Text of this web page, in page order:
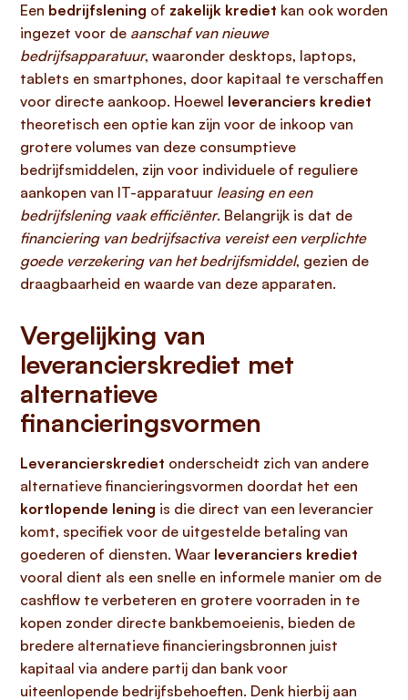
Een bedrijfslening of zakelijk krediet kan ook worden
ingezet voor de aanschaf van nieuwe
bedrijfsapparatuur, waaronder desktops, laptops,
tablets en smartphones, door kapitaal te verschaffen
voor directe aankoop. Hoewel leveranciers krediet
theoretisch een optie kan zijn voor de inkoop van
grotere volumes van deze consumptieve
bedrijfsmiddelen, zijn voor individuele of reguliere
aankopen van IT-apparatuur leasing en een
bedrijfslening vaak efficiënter. Belangrijk is dat de
financiering van bedrijfsactiva vereist een verplichte
goede verzekering van het bedrijfsmiddel, gezien de
draagbaarheid en waarde van deze apparaten.
Vergelijking van
leverancierskrediet met
alternatieve
financieringsvormen
Leverancierskrediet onderscheidt zich van andere
alternatieve financieringsvormen doordat het een
kortlopende lening is die direct van een leverancier
komt, specifiek voor de uitgestelde betaling van
goederen of diensten. Waar leveranciers krediet
vooral dient als een snelle en informele manier om de
cashflow te verbeteren en grotere voorraden in te
kopen zonder directe bankbemoeienis, bieden de
bredere alternatieve financieringsbronnen juist
kapitaal via andere partij dan bank voor
uiteenlopende bedrijfsbehoeften. Denk hierbij aan